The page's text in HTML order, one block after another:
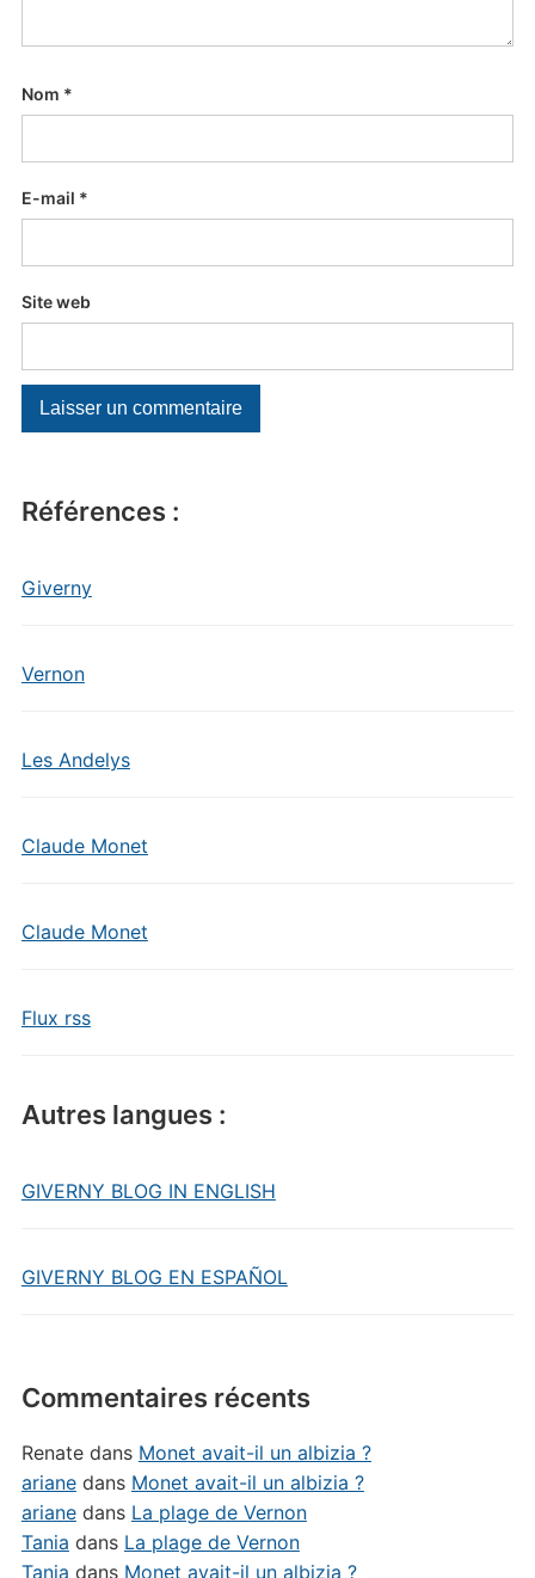
Références :
Giverny
Vernon
Les Andelys
Claude Monet
Claude Monet
Flux rss
Autres langues :
GIVERNY BLOG IN ENGLISH
GIVERNY BLOG EN ESPAÑOL
Nom *
E-mail *
Site web
Commentaires récents
Renatedans Monet avait-il un albizia ?
arianedans Monet avait-il un albizia ?
arianedans La plage de Vernon
Tania dans La plage de Vernon
Tania dans Monet avait-il un albizia ?